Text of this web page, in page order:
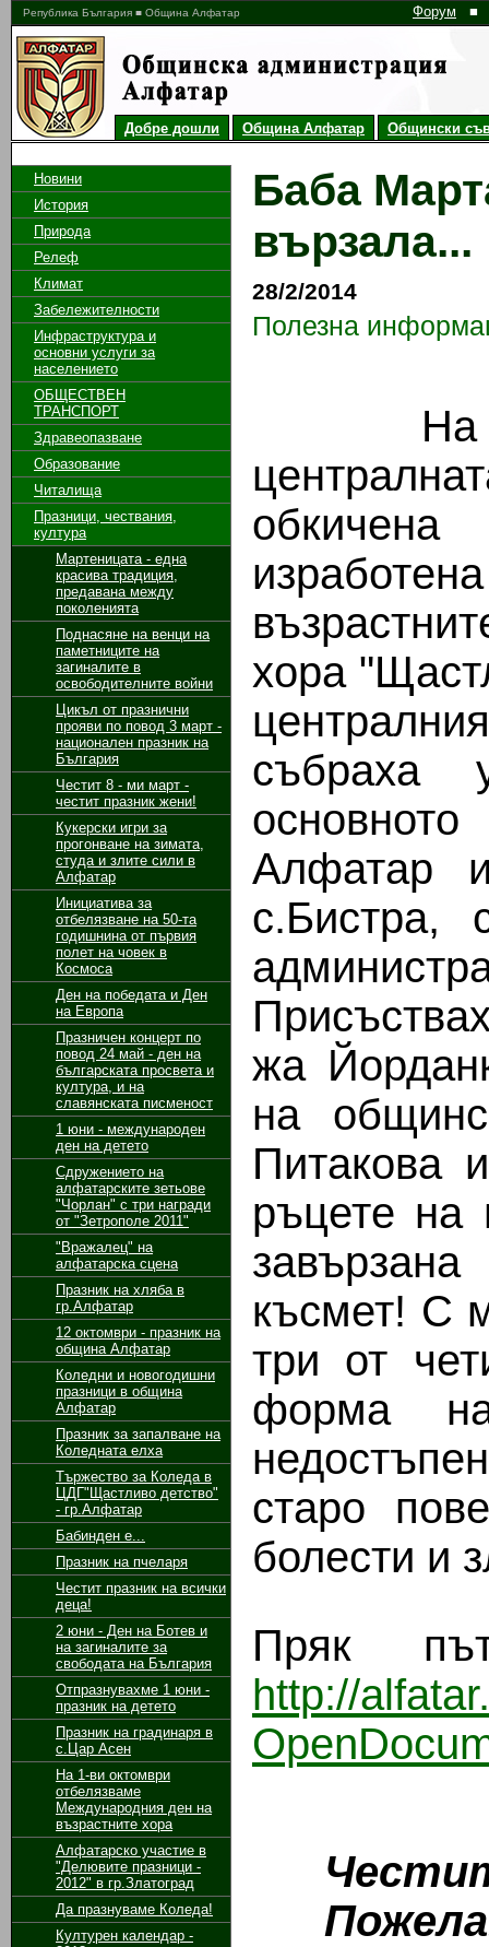
Република България ■ Община Алфатар Форум ■
Добре дошли Община Алфатар Общински
Новини
История
Природа
Релеф
Климат
Забележителности
Инфраструктура и
основни услуги за
населението
ОБЩЕСТВЕН
ТРАНСПОРТ
Здравеопазване
Образование
Читалища
Празници, чествания,
култура
Мартеницата - една
красива традиция,
предавана между
поколенията
Поднасяне на венци на
паметниците на
загиналите в
освободителните войни
Цикъл от празнични
прояви по повод 3 март -
национален празник на
България
Честит 8 - ми март -
честит празник жени!
Кукерски игри за
прогонване на зимата,
студа и злите сили в
Алфатар
Инициатива за
отбелязване на 50-та
годишнина от първия
полет на човек в
Космоса
Ден на победата и Ден
на Европа
Празничен концерт по
повод 24 май - ден на
българската просвета и
култура, и на
славянската писменост
1 юни - международен
ден на детето
Сдружението на
алфатарските зетьове
"Чорлан" с три награди
от "Зетрополе 2011"
"Вражалец" на
алфатарска сцена
Празник на хляба в
гр.Алфатар
12 октомври - празник на
община Алфатар
Коледни и новогодишни
празници в община
Алфатар
Празник за запалване на
Коледната елха
Тържество за Коледа в
ЦДГ"Щастливо детство"
- гр.Алфатар
Бабинден е...
Празник на пчеларя
Честит празник на всички
деца!
2 юни - Ден на Ботев и
на загиналите за
свободата на България
Отпразнувахме 1 юни -
празник на детето
Празник на градинаря в
с.Цар Асен
На 1-ви октомври
отбелязваме
Международния ден на
възрастните хора
Алфатарско участие в
"Делювите празници -
2012" в гр.Златоград
Да празнуваме Коледа!
Културен календар -
Баба
вързала...
28/2/2014
Полезна
На
хора
събраха
Алфатар
с.Бистра,
жа
на
Питакова
ръцете на
късмет! С
три от
форма
старо
болести и
Пряк
http://